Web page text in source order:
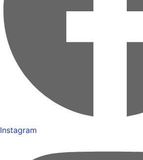
Instagram